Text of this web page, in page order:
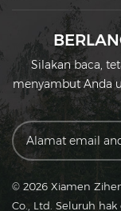
Silakan baca,
menyambut Anda
© 2026 Xiamen
Co., Ltd. Seluruh hak